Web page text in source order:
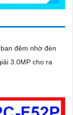
đêm nhờ đèn
3.0MP cho ra